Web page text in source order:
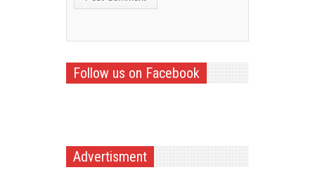
Follow us on Facebook
Advertisment